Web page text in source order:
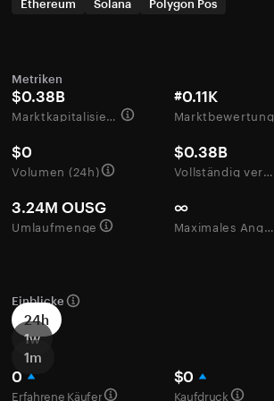
Ethereum Solana Polygon Pos
Metriken
$0.38B
Marktkapitalisierung
#0.11K
Marktbewertung
$0
Volumen (24h)
$0.38B
Vollständig verwässerte Bewertung
3.24M OUSG
Umlaufmenge
∞
Maximales Angebot
Einblicke
24h
1w
1m
0
Erfahrene Käufer
$0
Kaufdruck